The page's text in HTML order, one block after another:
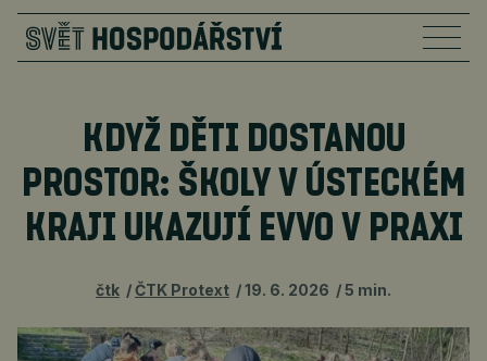
KDYŽ DĚTI DOSTANOU
PROSTOR: ŠKOLY V ÚSTECKÉM
KRAJI UKAZUJÍ EVVO V PRAXI
čtk ČTK Protext 19. 6. 2026 5 min.